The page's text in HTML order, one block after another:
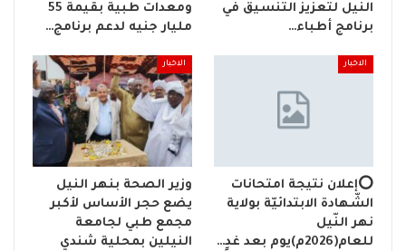
النيل لتعزيز التنسيق في
برنامج أطباء…
ومعدات طبية بقيمة 55
مليار جنيه لدعم برنامج…
الاخبار
⭕إعلان نتيجة امتحانات
الشّهادة الابتدائيّة بولاية
نهر النّيل
للعام(2026م)يوم بعد غدٍ…
الاخبار
وزير الصحة بنهر النيل
يضع حجر الأساس لأكبر
مجمع طبي لجامعة
النيلين بمحلية شندي